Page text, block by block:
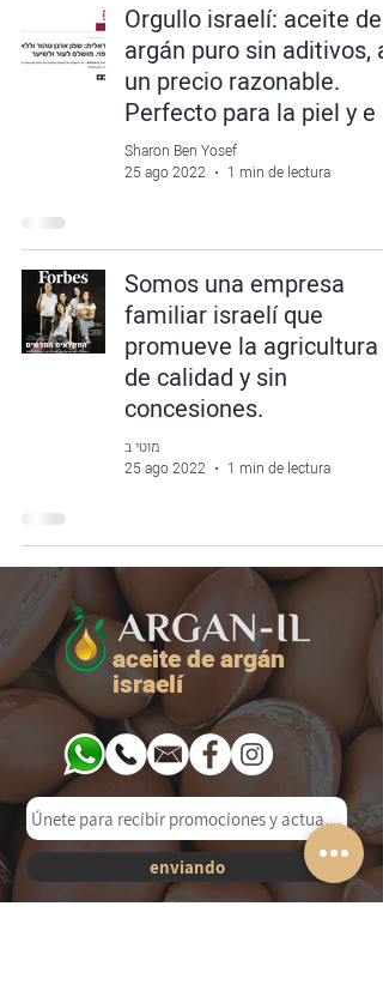
Orgullo israelí: aceite de
argán puro sin aditivos, a
un precio razonable.
Perfecto para la piel y e
Sharon Ben Yosef
25 ago 2022
1 min de lectura
Somos una empresa
familiar israelí que
promueve la agricultura
de calidad y sin
concesiones.
מוטי ב
25 ago 2022
1 min de lectura
aceite de argán
israelí
enviando